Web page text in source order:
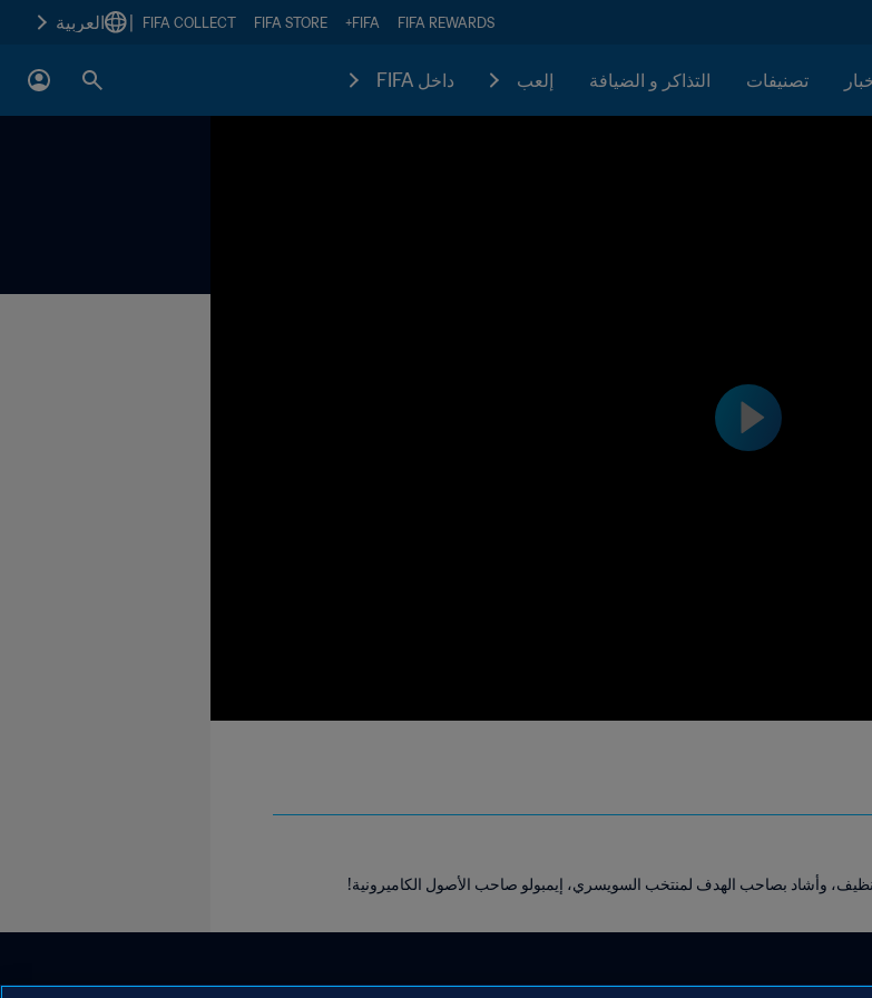
FIFA REWARDS
FIFA+
FIFA STORE
FIFA COLLECT العربية
تصنيفات التذاكر و الضيافة إلعب داخل FIFA
وأشاد بصاحب الهدف لمنتخب السويسري، إيمبولو صاحب الأصول الكاميرونية!